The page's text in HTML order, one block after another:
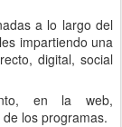
a lo largo del
impartiendo una
digital, social
en la web,
los programas.